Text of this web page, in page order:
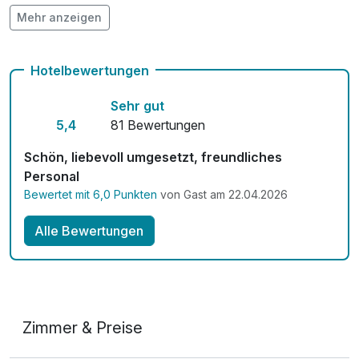
Flasche Sekt
pro Stück
pro Stück
Flasche Wein
pro KA
Frühstück aufs Zimmer
pro Person
Halbpension
pro Person
Kostenloses W-LAN
Mehr anzeigen
Hotelbewertungen
5,4
Sehr gut
81 Bewertungen
Schön, liebevoll umgesetzt, freundliches
Personal
Bewertet mit 6,0 Punkten von Gast am 22.04.2026
Alle Bewertungen
Zimmer & Preise